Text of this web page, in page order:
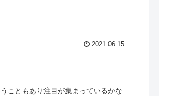
2021.06.15
こともあり注目が集まっているかな